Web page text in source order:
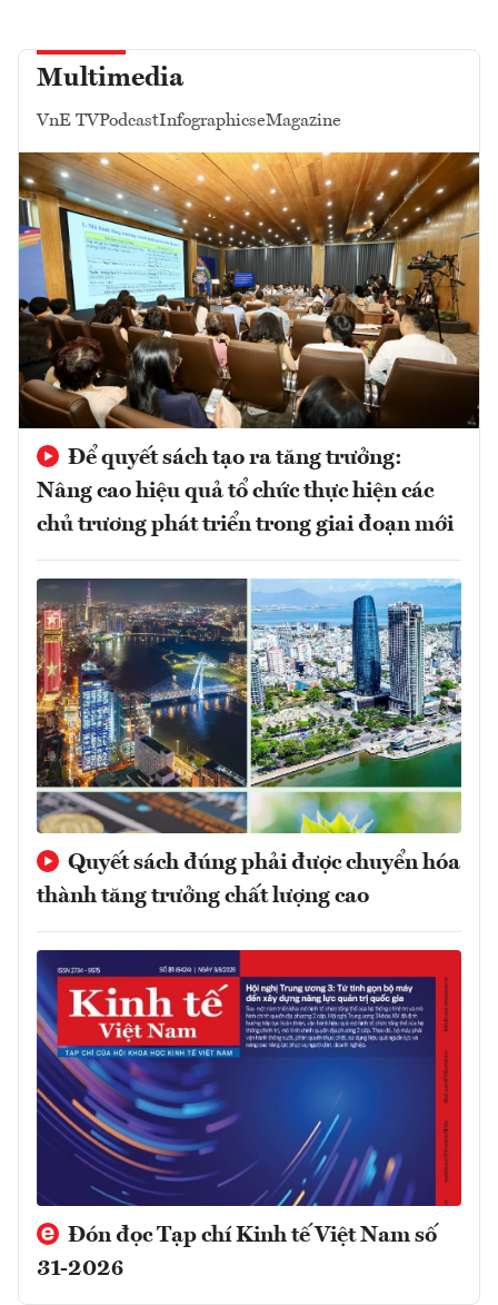
Multimedia
VnE TVPodcastInfographicseMagazine
Để quyết sách tạo ra tăng trưởng:
Nâng cao hiệu quả tổ chức thực hiện các
chủ trương phát triển trong giai đoạn mới
Quyết sách đúng phải được chuyển hóa
thành tăng trưởng chất lượng cao
Đón đọc Tạp chí Kinh tế Việt Nam số
31-2026